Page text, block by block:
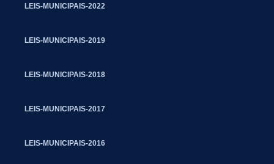
LEIS-MUNICIPAIS-2022
LEIS-MUNICIPAIS-2019
LEIS-MUNICIPAIS-2018
LEIS-MUNICIPAIS-2017
LEIS-MUNICIPAIS-2016